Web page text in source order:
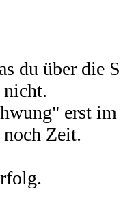
du über die
nicht.
erst im
Zeit.